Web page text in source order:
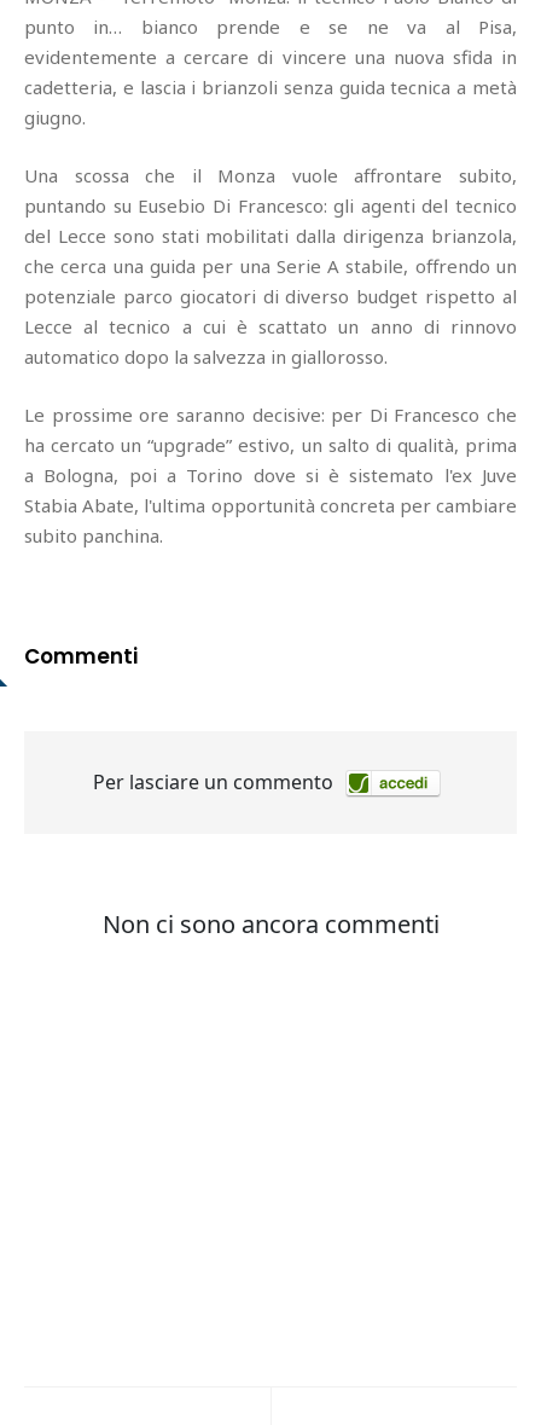
punto in… bianco prende e se ne va al Pisa,
evidentemente a cercare di vincere una nuova sfida in
cadetteria, e lascia i brianzoli senza guida tecnica a metà
giugno.
Una scossa che il Monza vuole affrontare subito,
puntando su Eusebio Di Francesco: gli agenti del tecnico
del Lecce sono stati mobilitati dalla dirigenza brianzola,
che cerca una guida per una Serie A stabile, offrendo un
potenziale parco giocatori di diverso budget rispetto al
Lecce al tecnico a cui è scattato un anno di rinnovo
automatico dopo la salvezza in giallorosso.
Le prossime ore saranno decisive: per Di Francesco che
ha cercato un “upgrade” estivo, un salto di qualità, prima
a Bologna, poi a Torino dove si è sistemato l'ex Juve
Stabia Abate, l'ultima opportunità concreta per cambiare
subito panchina.
Commenti